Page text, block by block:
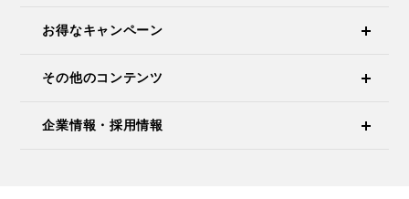
お得なキャンペーン
その他のコンテンツ
企業情報・採用情報